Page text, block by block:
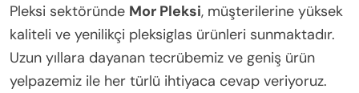
Pleksi sektöründe Mor Pleksi, müşterilerine yüksek
kaliteli ve yenilikçi pleksiglas ürünleri sunmaktadır.
Uzun yıllara dayanan tecrübemiz ve geniş ürün
yelpazemiz ile her türlü ihtiyaca cevap veriyoruz.